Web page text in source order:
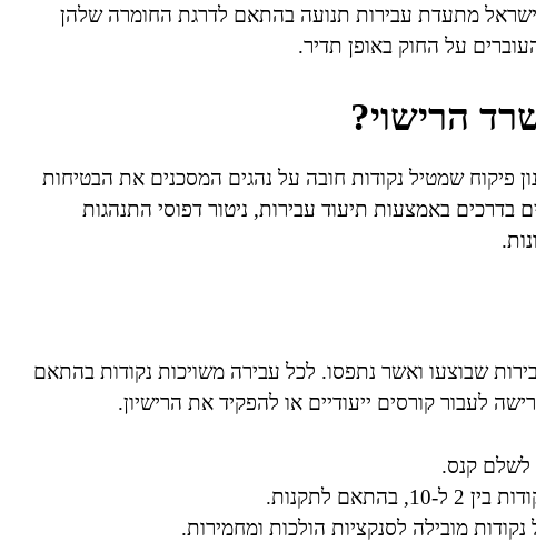
מתעדת עבירות תנועה בהתאם לדרגת החומרה שלהן
על החוק באופן תדיר.
הרישוי?
פיקוח שמטיל נקודות חובה על נהגים המסכנים את הבטיחות
באמצעות תיעוד עבירות, ניטור דפוסי התנהגות
שבוצעו ואשר נתפסו. לכל עבירה משויכות נקודות בהתאם
לעבור קורסים ייעודיים או להפקיד את הרישיון.
לשלם קנס.
לתקנות.
מובילה לסנקציות הולכות ומחמירות.